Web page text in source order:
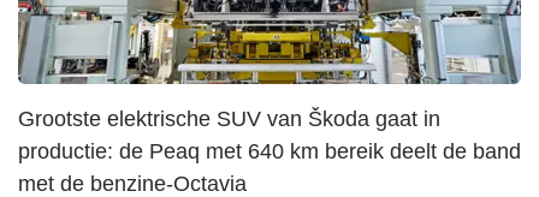
Grootste elektrische SUV van Škoda gaat in
productie: de Peaq met 640 km bereik deelt de band
met de benzine-Octavia